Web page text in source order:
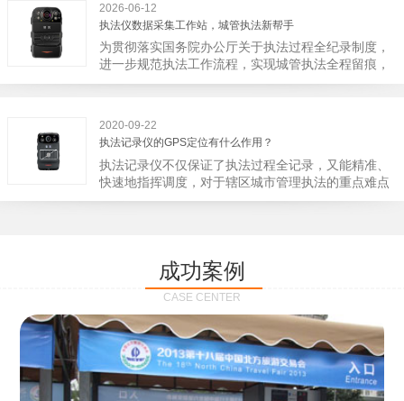
备能自动读取目标对象，并同步到采集站中，此外设
备具有断点续传的功能，如果碰到网络故障，可以从
已经上传或下载的部分开始继续上传下载未完成的部
分，而没有必要从头开始上传下载，能节省时间，提
高速度。再者待数据传输完毕之后，执法仪数据采集
下次直接使用，提高执法仪数据效率。执法仪数据采
集站还具有强大的数据存储管理系统，后台统计不同
上传时段、不同重要级别的数据，将统计结果以图表
或者报表的形式呈现；设备设置有用户操作权限管
理，自动将用户警员编号与执法仪编号绑定，保障数
据的合法性，同时系统可设置每个警员的权限，明确
2026-06-12
执法仪数据采集工作站，城管执法新帮手
为贯彻落实国务院办公厅关于执法过程全纪录制度，
进一步规范执法工作流程，实现城管执法全程留痕，
深入推进执法队伍规范化建设，给城管执法工作添加
止了双方矛盾的发生。现在有了执法仪数据采集工作
站，执法队员的担忧便得到有效的解决。每个采集工
作站可支持多台执法记录仪设备同时上传数据，队员
当天使用当天上传，通过数据线接入到采集工作站，
它会自动读取所有的视频、音频、图片、日志等信
作站也能自动为执法记录仪充充电、校校时，做执法
记录仪的贴心小"保姆"。随着群众法律意识的逐步提
高，行政执法行为更加"阳光、透明"，通过工作站可
以随时调取证据视频，精准查阅现场资料，直戳了当
的展示给行政相对人看，有效的减少了行政相对人对
城管执法行为的误解，树立了执法的公信力。
2020-09-22
执法记录仪的GPS定位有什么作用？
执法记录仪不仅保证了执法过程全记录，又能精准、
快速地指挥调度，对于辖区城市管理执法的重点难点
也能一目了然，在城市管理工作信息化中发挥着重要
定位模块，可通过移动网络将位置信息实时发送到监
控中心，在平台的电子地图上显示出设备的具体位
置，实时查看执法人员到岗情况及根据执法环境迅速
调配周边执法人员。同时，内置NFC芯片，可支持身
份证查验等拓展功能，在实战中发挥着重要的作用，
能广泛应用于交警公安执法、卫生监督、城管执法、
海关执法、路政、质量监督、林业园林、消防、质量
监督、公路铁路等各个领域。
成功案例
CASE CENTER